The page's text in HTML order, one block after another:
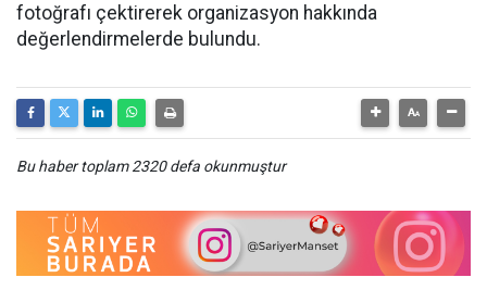
fotoğrafı çektirerek organizasyon hakkında
değerlendirmelerde bulundu.
Bu haber toplam 2320 defa okunmuştur